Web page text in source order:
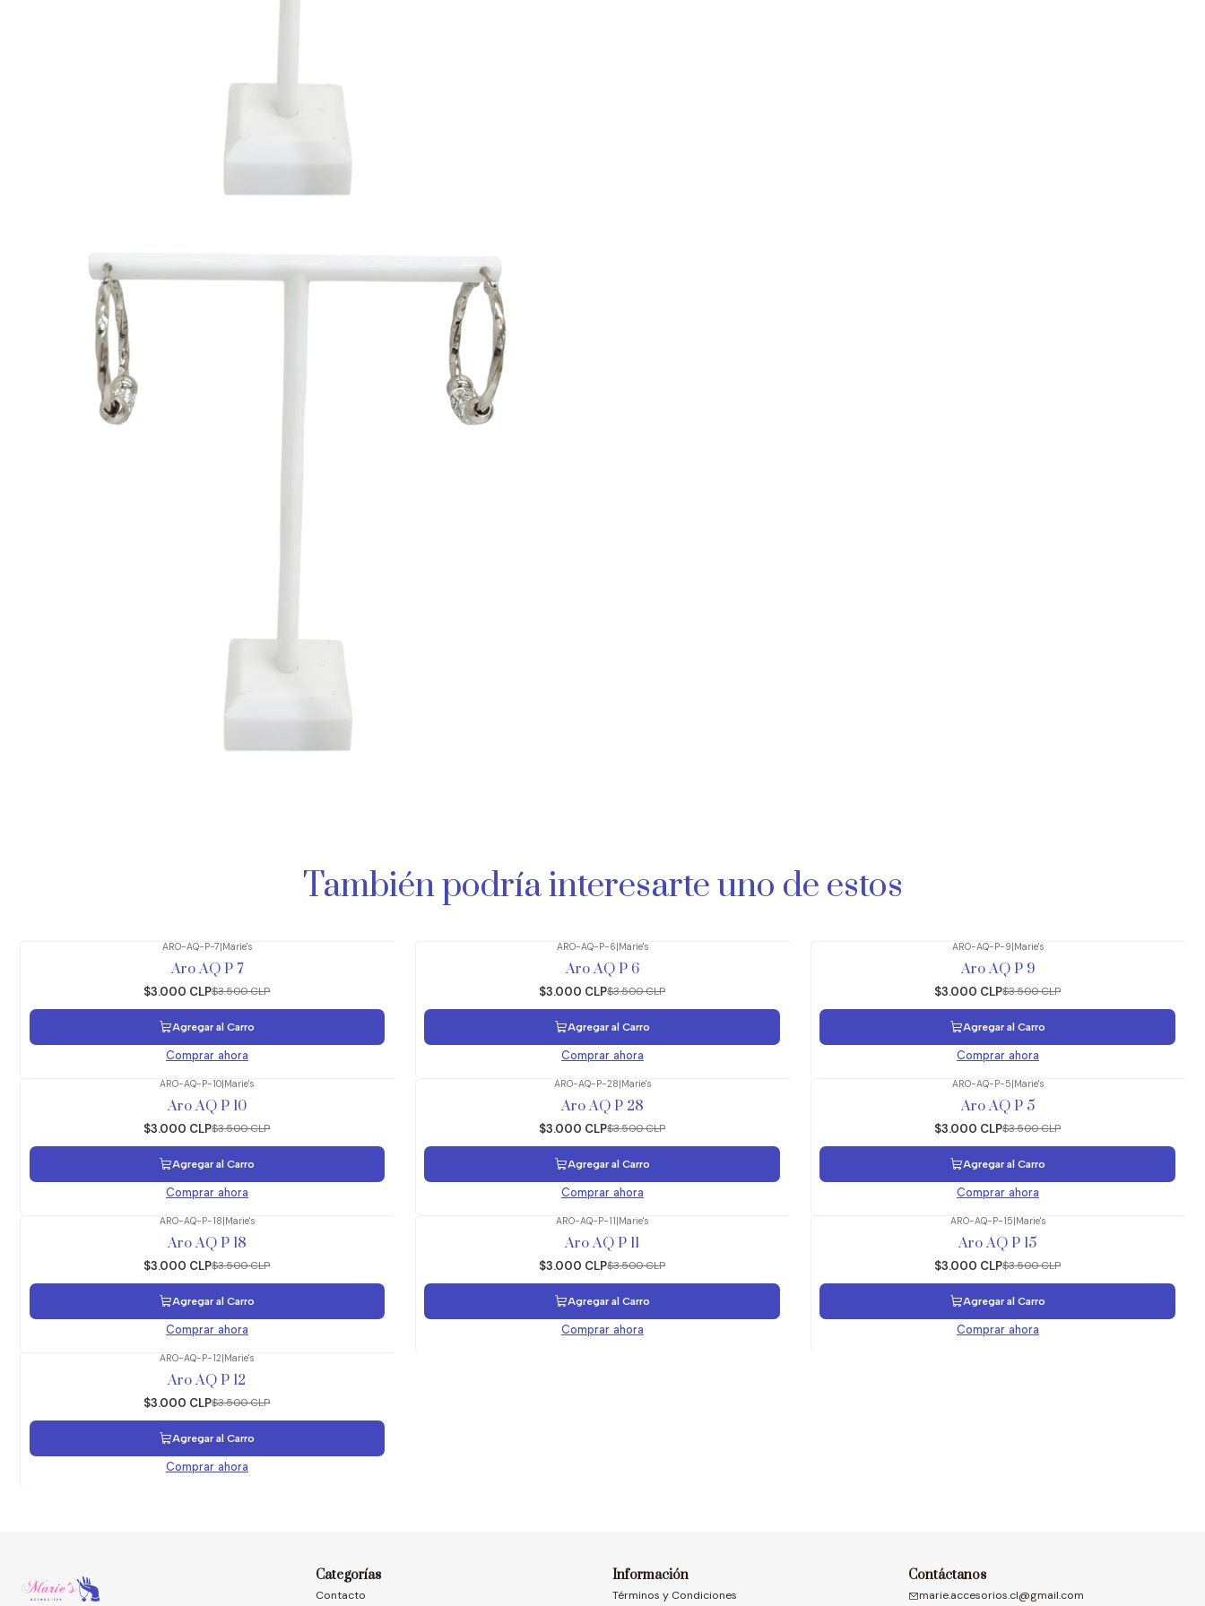
También podría interesarte uno de estos
ARO-AQ-P-7 Marie's
Aro AQ P 7
$3.000 CLP$3.500 CLP
Agregar al Carro
Comprar ahora
ARO-AQ-P-6 Marie's
Aro AQ P 6
$3.000 CLP$3.500 CLP
Agregar al Carro
Comprar ahora
ARO-AQ-P-9 Marie's
Aro AQ P 9
$3.000 CLP$3.500 CLP
Agregar al Carro
Comprar ahora
ARO-AQ-P-10 Marie's
Aro AQ P 10
$3.000 CLP$3.500 CLP
Agregar al Carro
Comprar ahora
ARO-AQ-P-28 Marie's
Aro AQ P 28
$3.000 CLP$3.500 CLP
Agregar al Carro
Comprar ahora
ARO-AQ-P-5 Marie's
Aro AQ P 5
$3.000 CLP$3.500 CLP
Agregar al Carro
Comprar ahora
ARO-AQ-P-18 Marie's
Aro AQ P 18
$3.000 CLP$3.500 CLP
Agregar al Carro
Comprar ahora
ARO-AQ-P-11 Marie's
Aro AQ P 11
$3.000 CLP$3.500 CLP
Agregar al Carro
Comprar ahora
ARO-AQ-P-15 Marie's
Aro AQ P 15
$3.000 CLP$3.500 CLP
Agregar al Carro
Comprar ahora
ARO-AQ-P-12 Marie's
Aro AQ P 12
$3.000 CLP$3.500 CLP
Agregar al Carro
Comprar ahora
Categorías
Contacto
Información
Términos y Condiciones
Contáctanos
marie.accesorios.cl@gmail.com